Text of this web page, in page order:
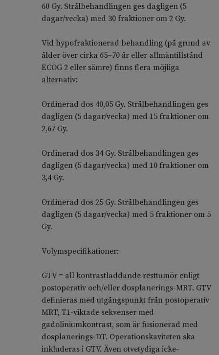
60 Gy. Strålbehandlingen ges dagligen (5
dagar/vecka) med 30 fraktioner om 2 Gy.
Vid hypofraktionerad behandling (på grund av
ålder över cirka 65–70 år eller allmäntillstånd
ECOG 2 eller sämre) finns flera möjliga
alternativ:
Ordinerad dos 40,05 Gy. Strålbehandlingen ges
dagligen (5 dagar/vecka) med 15 fraktioner om
2,67 Gy.
Ordinerad dos 34 Gy. Strålbehandlingen ges
dagligen (5 dagar/vecka) med 10 fraktioner om
3,4 Gy.
Ordinerad dos 25 Gy. Strålbehandlingen ges
dagligen (5 dagar/vecka) med 5 fraktioner om 5
Gy.
Volymspecifikationer:
GTV = all kontrastladdande resttumör enligt
postoperativ och/eller dosplanerings-MRT. GTV
definieras med utgångspunkt från postoperativ
MRT, T1-viktade sekvenser med
gadoliniumkontrast, som är fusionerad med
dosplanerings-DT. Operationskaviteten ska
inkluderas i GTV. Även otvetydiga icke-